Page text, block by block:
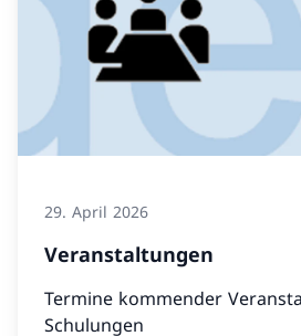
29. April 2026
Veranstaltungen
Termine kommender
Schulungen